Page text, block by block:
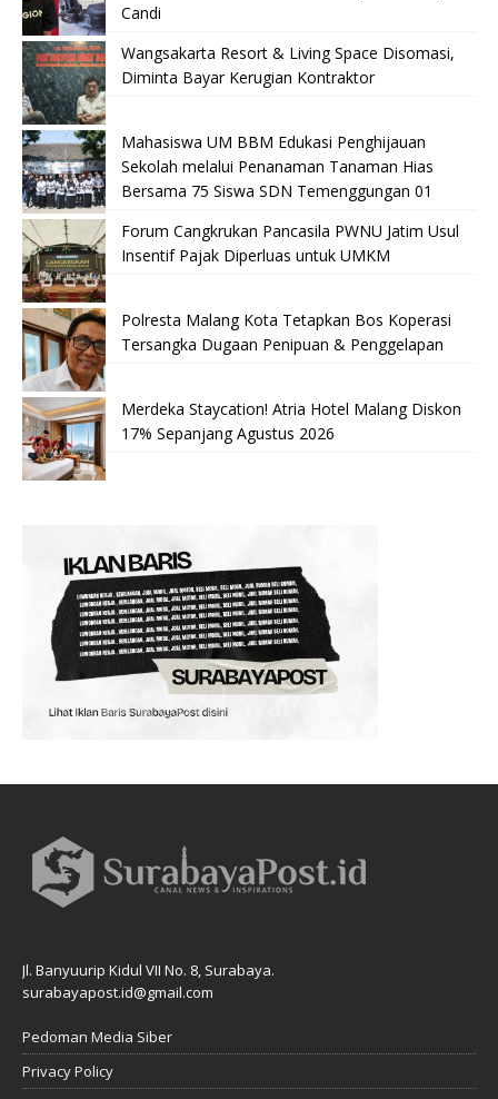
Candi
Wangsakarta Resort & Living Space Disomasi,
Diminta Bayar Kerugian Kontraktor
Mahasiswa UM BBM Edukasi Penghijauan
Sekolah melalui Penanaman Tanaman Hias
Bersama 75 Siswa SDN Temenggungan 01
Forum Cangkrukan Pancasila PWNU Jatim Usul
Insentif Pajak Diperluas untuk UMKM
Polresta Malang Kota Tetapkan Bos Koperasi
Tersangka Dugaan Penipuan & Penggelapan
Merdeka Staycation! Atria Hotel Malang Diskon
17% Sepanjang Agustus 2026
Jl. Banyuurip Kidul VII No. 8, Surabaya.
surabayapost.id@gmail.com
Pedoman Media Siber
Privacy Policy